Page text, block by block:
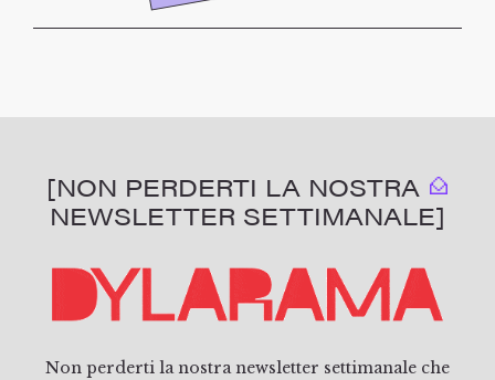
[NON PERDERTI LA NOSTRA
NEWSLETTER SETTIMANALE]
Non perderti la nostra newsletter settimanale che